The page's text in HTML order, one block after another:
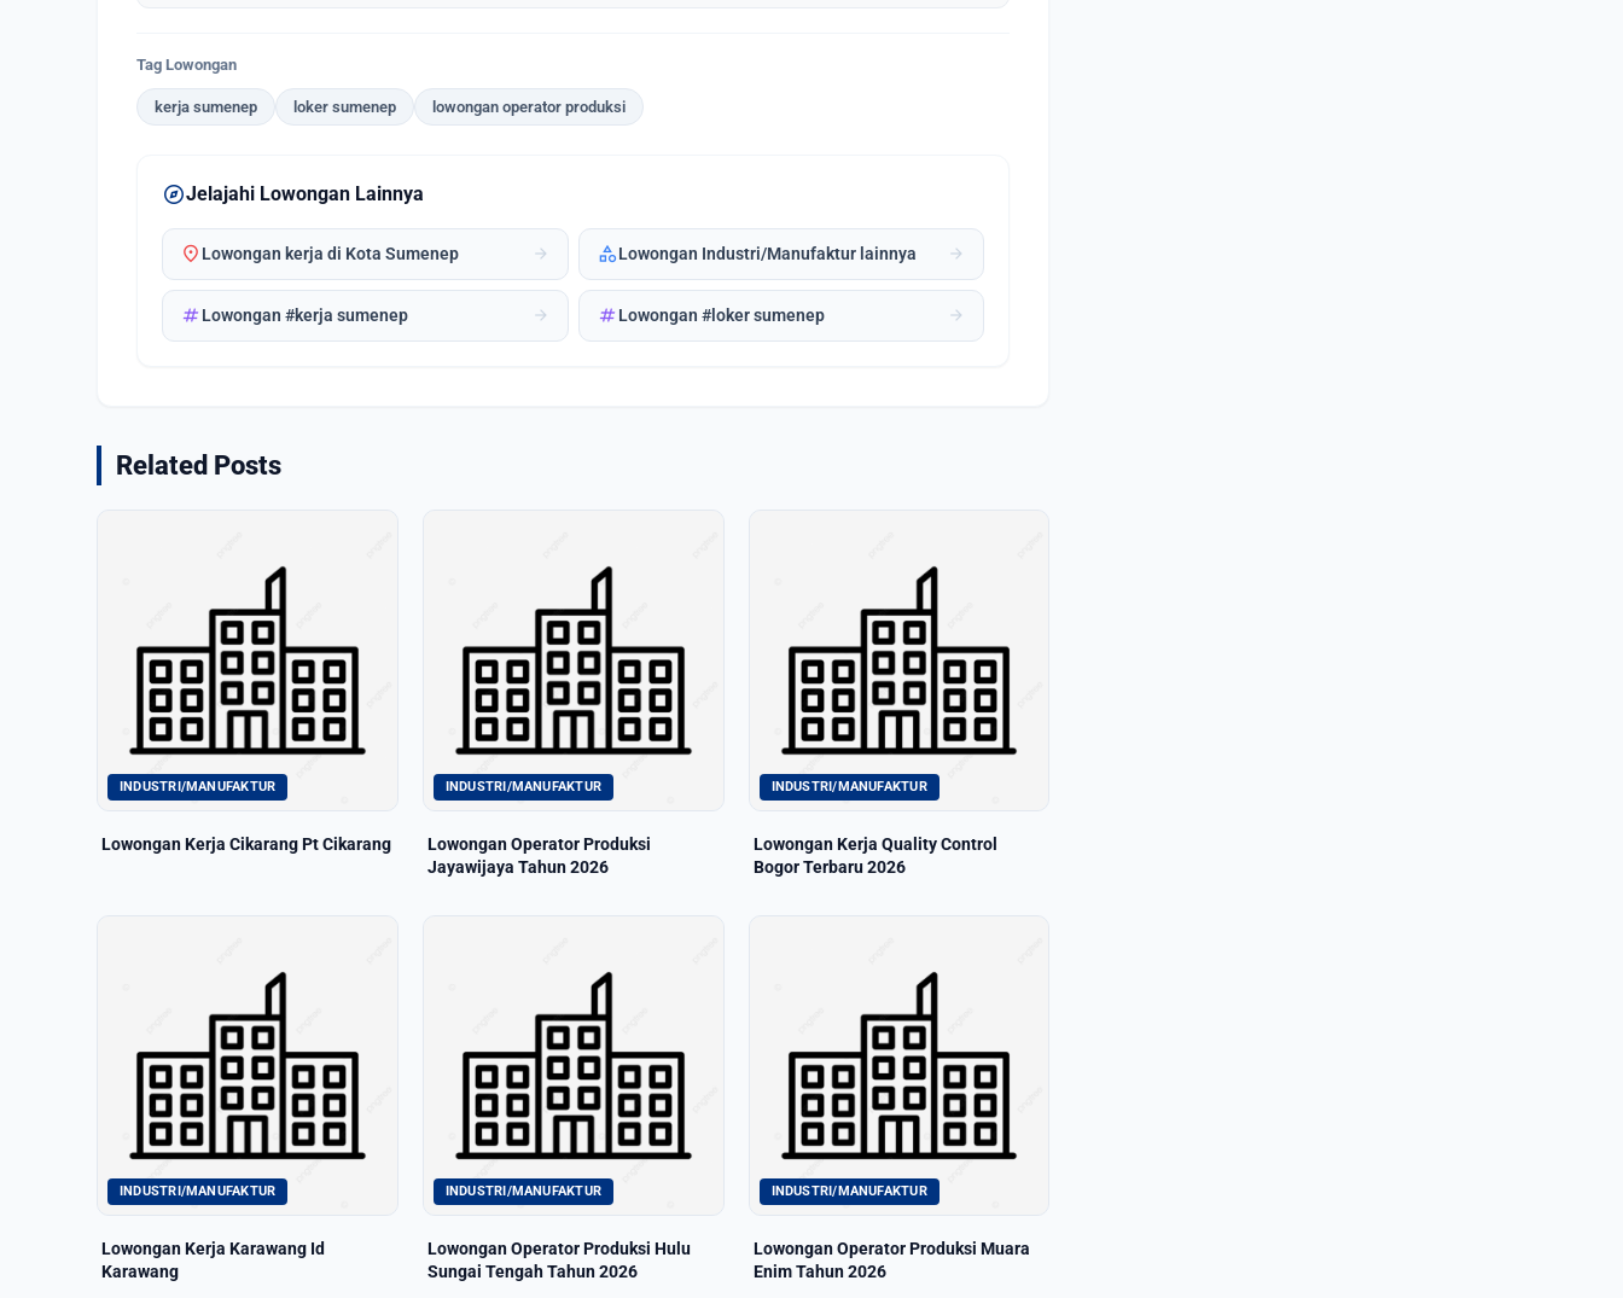
Tag Lowongan
kerja sumenep loker sumenep lowongan operator produksi
exploreJelajahi Lowongan Lainnya
location_on Lowongan kerja di Kota Sumenep arrow_forward categoryLowongan Industri/Manufaktur lainnya arrow_forward
tagLowongan #kerja sumenep arrow_forward tagLowongan #loker sumenep arrow_forward
Related Posts
INDUSTRI/MANUFAKTUR
Lowongan Kerja Cikarang Pt Cikarang
INDUSTRI/MANUFAKTUR
Lowongan Operator Produksi
Jayawijaya Tahun 2026
INDUSTRI/MANUFAKTUR
Lowongan Kerja Quality Control
Bogor Terbaru 2026
INDUSTRI/MANUFAKTUR
Lowongan Kerja Karawang Id
Karawang
INDUSTRI/MANUFAKTUR
Lowongan Operator Produksi Hulu
Sungai Tengah Tahun 2026
INDUSTRI/MANUFAKTUR
Lowongan Operator Produksi Muara
Enim Tahun 2026